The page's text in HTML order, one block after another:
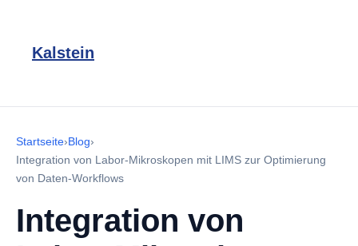
Kalstein
Startseite›Blog›
Integration von Labor-Mikroskopen mit LIMS zur Optimierung
von Daten-Workflows
Integration von